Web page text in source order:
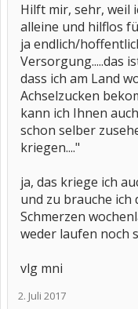
Hilft mir, sehr, weil
alleine und hilflos
ja endlich/
Versorgung.....das
dass ich am Land
Achselzucken
kann ich Ihnen
schon selber
kriegen...."
ja, das kriege ich
und zu brauche ich
Schmerzen
weder laufen noch
vlg mni
2. Juli 2017